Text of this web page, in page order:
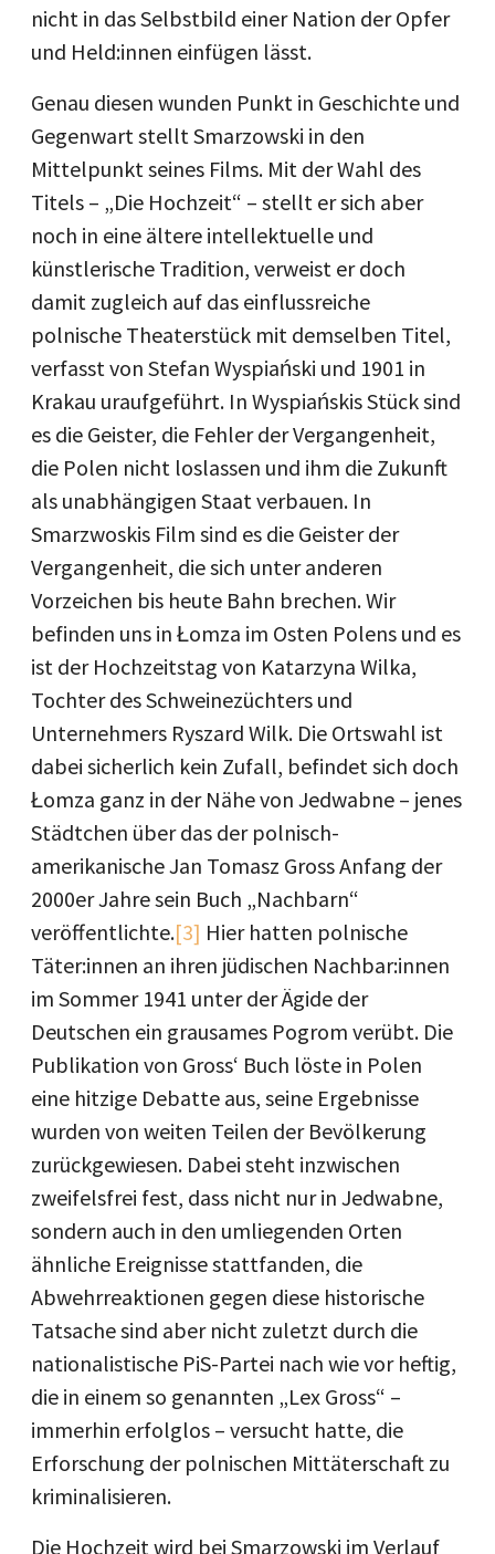
nicht in das Selbstbild einer Nation der Opfer
und Held:innen einfügen lässt.
Genau diesen wunden Punkt in Geschichte und
Gegenwart stellt Smarzowski in den
Mittelpunkt seines Films. Mit der Wahl des
Titels – „Die Hochzeit“ – stellt er sich aber
noch in eine ältere intellektuelle und
künstlerische Tradition, verweist er doch
damit zugleich auf das einflussreiche
polnische Theaterstück mit demselben Titel,
verfasst von Stefan Wyspiański und 1901 in
Krakau uraufgeführt. In Wyspiańskis Stück sind
es die Geister, die Fehler der Vergangenheit,
die Polen nicht loslassen und ihm die Zukunft
als unabhängigen Staat verbauen. In
Smarzwoskis Film sind es die Geister der
Vergangenheit, die sich unter anderen
Vorzeichen bis heute Bahn brechen. Wir
befinden uns in Łomza im Osten Polens und es
ist der Hochzeitstag von Katarzyna Wilka,
Tochter des Schweinezüchters und
Unternehmers Ryszard Wilk. Die Ortswahl ist
dabei sicherlich kein Zufall, befindet sich doch
Łomza ganz in der Nähe von Jedwabne – jenes
Städtchen über das der polnisch-
amerikanische Jan Tomasz Gross Anfang der
2000er Jahre sein Buch „Nachbarn“
veröffentlichte.[3] Hier hatten polnische
Täter:innen an ihren jüdischen Nachbar:innen
im Sommer 1941 unter der Ägide der
Deutschen ein grausames Pogrom verübt. Die
Publikation von Gross‘ Buch löste in Polen
eine hitzige Debatte aus, seine Ergebnisse
wurden von weiten Teilen der Bevölkerung
zurückgewiesen. Dabei steht inzwischen
zweifelsfrei fest, dass nicht nur in Jedwabne,
sondern auch in den umliegenden Orten
ähnliche Ereignisse stattfanden, die
Abwehrreaktionen gegen diese historische
Tatsache sind aber nicht zuletzt durch die
nationalistische PiS-Partei nach wie vor heftig,
die in einem so genannten „Lex Gross“ –
immerhin erfolglos – versucht hatte, die
Erforschung der polnischen Mittäterschaft zu
kriminalisieren.
Die Hochzeit wird bei Smarzowski im Verlauf